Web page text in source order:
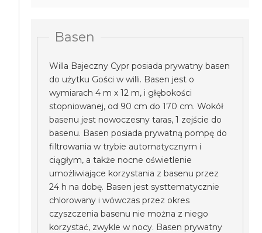
Basen
Willa Bajeczny Cypr posiada prywatny basen
do użytku Gości w willi. Basen jest o
wymiarach 4 m x 12 m, i głębokości
stopniowanej, od 90 cm do 170 cm. Wokół
basenu jest nowoczesny taras, 1 zejście do
basenu. Basen posiada prywatną pompę do
filtrowania w trybie automatycznym i
ciągłym, a także nocne oświetlenie
umożliwiające korzystania z basenu przez
24 h na dobę. Basen jest systtematycznie
chlorowany i wówczas przez okres
czyszczenia basenu nie można z niego
korzystać, zwykle w nocy. Basen prywatny